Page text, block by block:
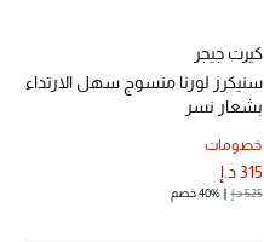
كيرت جيجر
سنيكرز لورنا منسوج سهل الارتداء
بشعار نسر
خصومات
315 د.إ
525 د.إ 40% خصم